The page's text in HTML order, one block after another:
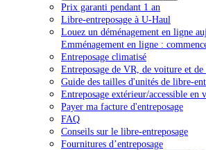
Prix garanti pendant 1 an
Libre-entreposage à U-Haul
Louez un déménagement en ligne
Emménagement en ligne :
Entreposage climatisé
Entreposage de VR, de voiture et de
Guide des tailles d'unités de libre-
Entreposage extérieur/accessible en
Payer ma facture d'entreposage
FAQ
Conseils sur le libre-entreposage
Fournitures d’entreposage